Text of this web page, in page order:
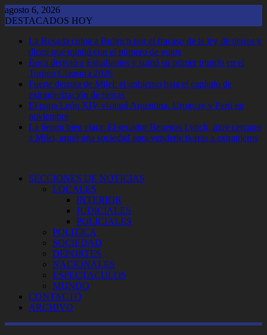
Saltar
al
agosto 6, 2026
DESTACADOS HOY
La Rosada culpa a Bullrich por el fracaso de la ley de tierras y
dicen que mintió con el número de votos
Boca derrotó a Estudiantes y sumó su primer triunfo en el
Torneo Clausura 2026
Fuerte derrota de Milei: el gobierno baja el capítulo de
extranjerización de tierras
El papa León XIV visitará Argentina, Uruguay y Perú en
noviembre
La tienen bien clara: El senador Benegas Lynch, muy cercano
a Milei, armó una sociedad para venderle tierras a extranjeros
SECCIONES DE NOTICIAS
LOCALES
INTERIOR
JUDICIALES
POLICIALES
POLITICA
SOCIEDAD
DEPORTES
NACIONALES
ESPECTACULOS
MUNDO
CONTACTO
ARCHIVO